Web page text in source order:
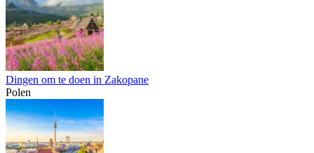
Dingen om te doen in Zakopane
Polen